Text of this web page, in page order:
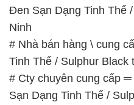
Ðen Sạn Dạng Tinh Thể
Ninh
# Nhà bán hàng \ cung
Tinh Thể / Sulphur Black
# Cty chuyên cung cấp
Sạn Dạng Tinh Thể /